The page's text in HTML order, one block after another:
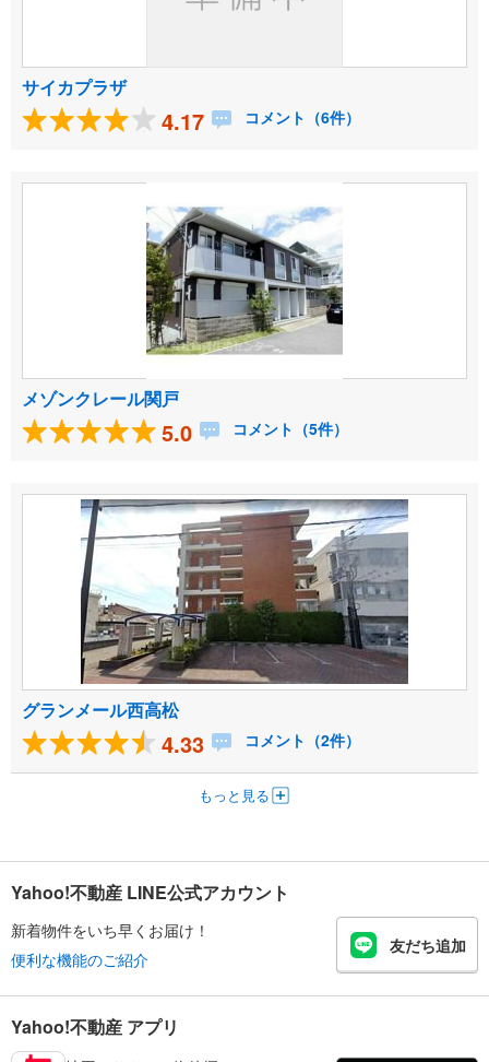
サイカプラザ
4.17 コメント（6件）
メゾンクレール関戸
5.0 コメント（5件）
グランメール西高松
4.33 コメント（2件）
もっと見る
Yahoo!不動産 LINE公式アカウント
新着物件をいち早くお届け！
便利な機能のご紹介
友だち追加
Yahoo!不動産 アプリ